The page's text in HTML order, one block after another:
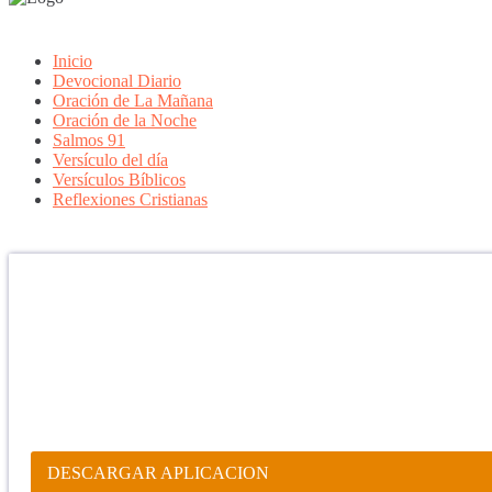
Inicio
Devocional Diario
Oración de La Mañana
Oración de la Noche
Salmos 91
Versículo del día
Versículos Bíblicos
Reflexiones Cristianas
DESCARGAR APLICACION